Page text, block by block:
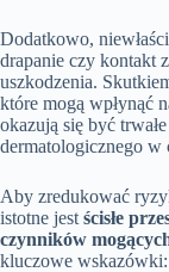
Dodatkowo,
drapanie czy kontakt
uszkodzenia.
które mogą wpłynąć
okazują się być
dermatologicznego
Aby zredukować
istotne jest ścisłe
czynników
kluczowe wskazówki: